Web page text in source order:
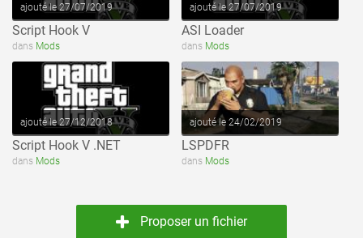
ajouté le 27/07/2019
Script Hook V
dans Mods
ajouté le 27/07/2019
ASI Loader
dans Mods
voir ce fichier
ajouté le 27/12/2018
Script Hook V .NET
dans Mods
voir ce fichier
ajouté le 24/02/2019
LSPDFR
dans Mods
Proposer un fichier